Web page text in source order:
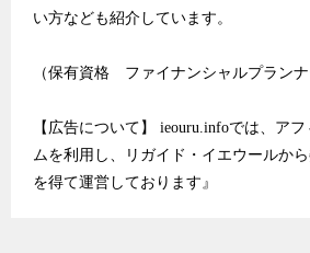
い方なども紹介しています。
（保有資格 ファイナンシャルプラン
【広告について】 ieouru.infoでは、ア
ムを利用し、リガイド・イエウールか
を得て運営しております』